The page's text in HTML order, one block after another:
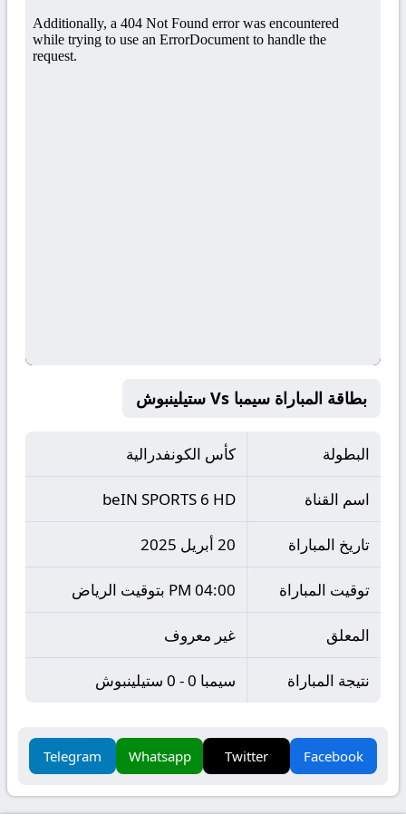
بطاقة المباراة سيمبا Vs ستيلينبوش
البطولة كأس الكونفدرالية
اسم القناة beIN SPORTS 6 HD
تاريخ المباراة 20 أبريل 2025
توقيت المباراة 04:00 PM بتوقيت الرياض
المعلق غير معروف
نتيجة المباراة سيمبا 0 - 0 ستيلينبوش
Facebook
Twitter
Whatsapp
Telegram